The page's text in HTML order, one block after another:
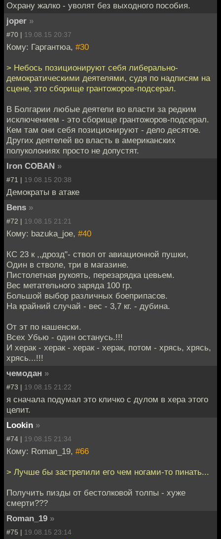
Охрану жалко - уволят без выходного пособия.
joper »
#70 | 19.08.15 20:37
Кому: Гаргантюа, #30
> Небось позиционируют себя либерально-
демократическими деятелями, судя по надписям на
сцене, это сборище грантожоров-подсерал.
В Болгарии любые деятели во власти за редким
исключением - это сборище грантожоров-подсерал.
Кем там они себя позиционируют - дело десятое.
Других деятелей во власть в американских
полуколониях просто не допустят.
Iron COBAN »
#71 | 19.08.15 20:38
Демократы в атаке
Bens »
#72 | 19.08.15 21:21
Кому: bazuka_joe, #40
КС 23 к ,,дрозд"- ствол от авиационной пушки,
Один в стволе, три в магазине.
Пистолетная рукоять, перезарядка цевьем.
Вес метательного заряда 100 гр.
Большой выбор различных боеприпасов.
На крайний случай - вес - 3,7 кг. - дубина.
От эт по нашенски.
Всех Убью - один останусь.!!!
И херак - херак - херак - херак, потом - хрясь, хрясь,
хрясь...!!!
чемодан »
#73 | 19.08.15 21:22
я сначала подумал это кличко с дулом в хера этого
целит.
Lookin »
#74 | 19.08.15 21:34
Кому: Roman_19, #66
> Лучше бы застрелили его чем ногами-то пинать...
Получить пизды от бестолковой толпы - хуже
смерти???
Roman_19 »
#75 | 19.08.15 23:14